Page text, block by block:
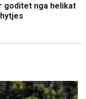
goditet nga helikat